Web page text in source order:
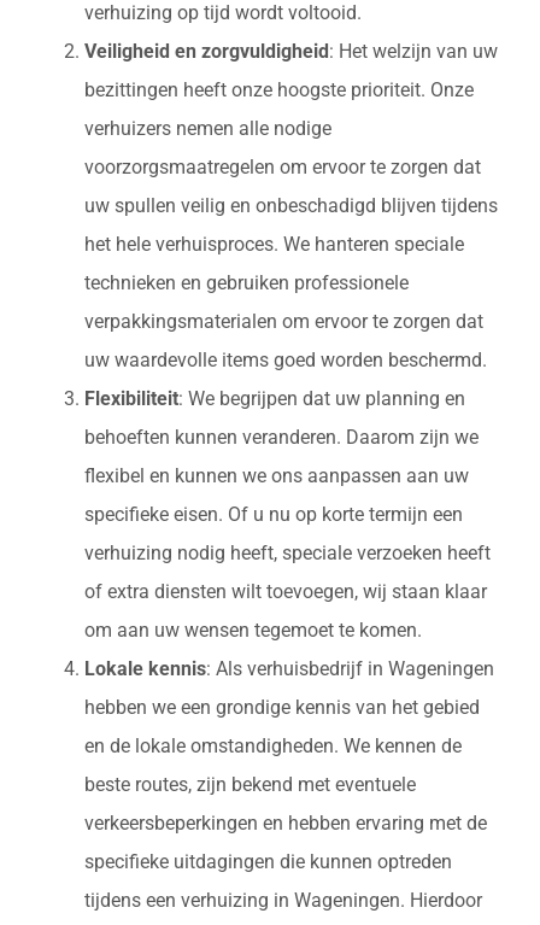
verhuizing op tijd wordt voltooid.
Veiligheid en zorgvuldigheid : Het welzijn van uw
bezittingen heeft onze hoogste prioriteit. Onze
verhuizers nemen alle nodige
voorzorgsmaatregelen om ervoor te zorgen dat
uw spullen veilig en onbeschadigd blijven tijdens
het hele verhuisproces. We hanteren speciale
technieken en gebruiken professionele
verpakkingsmaterialen om ervoor te zorgen dat
uw waardevolle items goed worden beschermd.
Flexibiliteit: We begrijpen dat uw planning en
behoeften kunnen veranderen. Daarom zijn we
flexibel en kunnen we ons aanpassen aan uw
specifieke eisen. Of u nu op korte termijn een
verhuizing nodig heeft, speciale verzoeken heeft
of extra diensten wilt toevoegen, wij staan klaar
om aan uw wensen tegemoet te komen.
Lokale kennis: Als verhuisbedrijf in Wageningen
hebben we een grondige kennis van het gebied
en de lokale omstandigheden. We kennen de
beste routes, zijn bekend met eventuele
verkeersbeperkingen en hebben ervaring met de
specifieke uitdagingen die kunnen optreden
tijdens een verhuizing in Wageningen. Hierdoor